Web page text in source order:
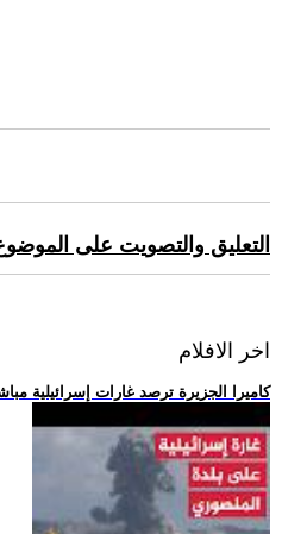
التعليق والتصويت على
اخر الافلام
.. كاميرا الجزيرة ترصد غارات إسرائيلية